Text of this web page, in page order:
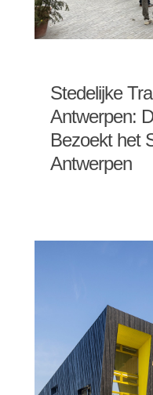
Stedelijke
Antwerpen:
Bezoekt het
Antwerpen